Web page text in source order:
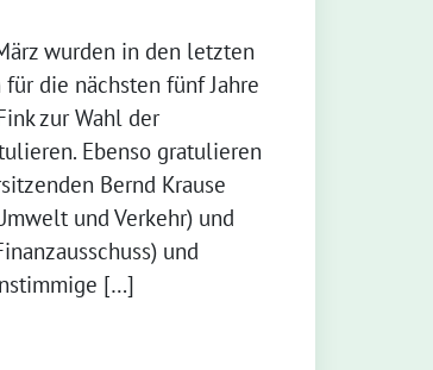
wurden in den letzten
die nächsten fünf Jahre
zur Wahl der
Ebenso gratulieren
Bernd Krause
und Verkehr) und
und
[…]